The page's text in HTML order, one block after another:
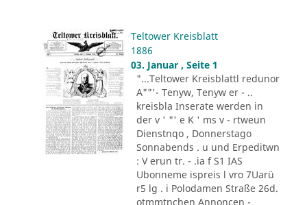
Teltower Kreisblatt
1886
03. Januar , Seite 1
"...Teltower Kreisblattl redunor
A""'- Tenyw, Tenyw er - ..
kreisbla Inserate werden in
der v ' "' e K ' ms v - rtweun
Dienstnqo , Donnerstago
Sonnabends . u und Erpeditwn
: V erun tr. - .ia f S1 IAS
Ubonneme ispreis l vro 7Uarü
r5 lg . i Polodamen Straße 26d.
otmmtnchen Annoncen -